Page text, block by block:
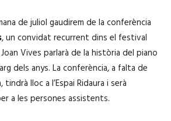
de juliol gaudirem de la conferència
, un convidat recurrent dins el festival
Joan Vives parlarà de la història del piano
dels anys. La conferència, a falta de
lloc a l’Espai Ridaura i serà
a les persones assistents.